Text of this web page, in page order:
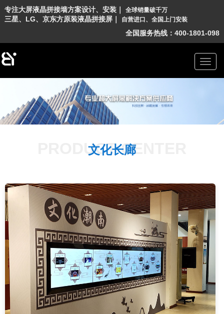
专注大屏液晶拼接墙方案设计、 安装｜ 全球销量破千万
三星、 LG、 京东方原装液晶拼接屏｜ 自营进口 、 全国上门安装
全国服务热线：400-1801-098
PRODUCT CENTER
文化长廊